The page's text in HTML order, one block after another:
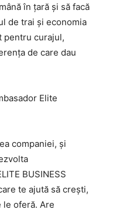
în țară și să facă
de trai și economia
pentru curajul,
de care dau
Elite
companiei, și
BUSINESS
te ajută să crești,
oferă. Are